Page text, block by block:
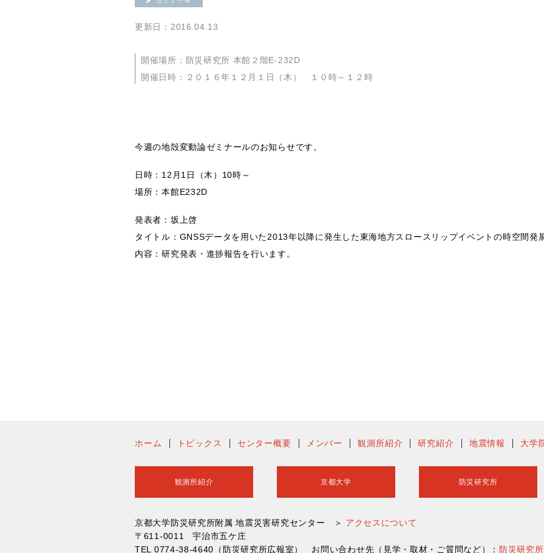
更新日：2016.04.13
開催場所：防災研究所 本館２階E-232D
開催日時：２０１６年１２月１日（木） １０時～１２時
今週の地殻変動論ゼミナールのお知らせです。
日時：12月1日（木）10時～
場所：本館E232D
発表者：坂上啓
タイトル：GNSSデータを用いた2013年以降に発生した東海地方スロースリップイベントの時空間発
内容：研究発表・進捗報告を行います。
ホーム トピックス センター概要 メンバー 観測所紹介 研究紹介 地震情報 大学
観測所紹介 京都大学 防災研究所
京都大学防災研究所附属 地震災害研究センター ＞ アクセスについて
〒611-0011 宇治市五ケ庄
TEL 0774-38-4640（防災研究所広報室） お問い合わせ先（見学・取材・ご質問など）： 防災研究